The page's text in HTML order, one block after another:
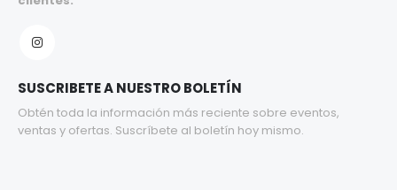
SUSCRIBETE A NUESTRO BOLETÍN
Obtén toda la información más reciente sobre eventos,
ventas y ofertas. Suscríbete al boletín hoy mismo.